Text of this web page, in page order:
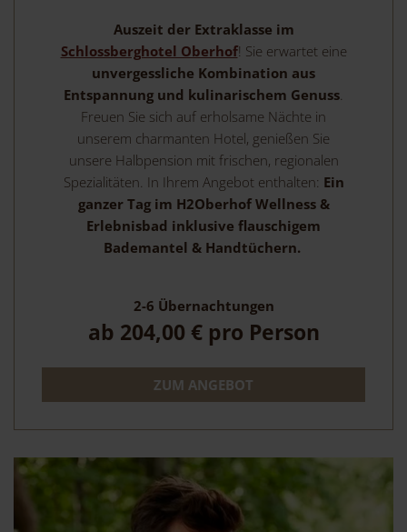
Auszeit der Extraklasse im
Schlossberghotel Oberhof! Sie erwartet eine
unvergessliche Kombination aus
Entspannung und kulinarischem Genuss.
Freuen Sie sich auf erholsame Nächte in
unserem charmanten Hotel, genießen Sie
unsere Halbpension mit frischen, regionalen
Spezialitäten. In Ihrem Angebot enthalten: Ein
ganzer Tag im H2Oberhof Wellness &
Erlebnisbad inklusive flauschigem
Bademantel & Handtüchern.
2-6 Übernachtungen
ab 204,00 € pro Person
ZUM ANGEBOT